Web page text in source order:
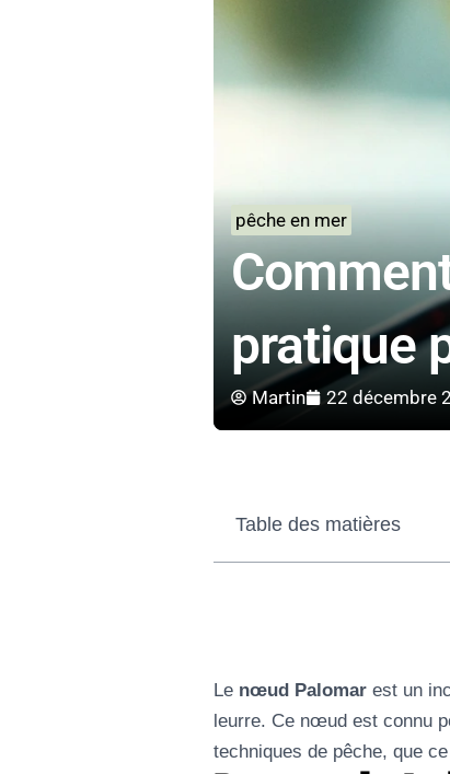
pêche en mer
pratique
Martin 22 décembre
Table des matières
Le nœud Palomar est un
leurre. Ce nœud est connu
techniques de pêche, que